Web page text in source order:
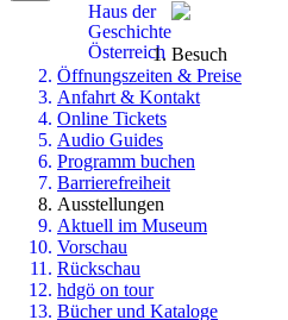
Haus der
Geschichte
Österreich Besuch
Öffnungszeiten & Preise
Anfahrt & Kontakt
Online Tickets
Audio Guides
Programm buchen
Barrierefreiheit
Ausstellungen
Aktuell im Museum
Vorschau
Rückschau
hdgö on tour
Bücher und Kataloge